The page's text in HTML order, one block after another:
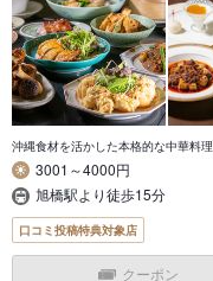
沖縄食材を活かした本格的な中華料理
3001～4000円
旭橋駅より徒歩15分
口コミ投稿特典対象店
クーポン